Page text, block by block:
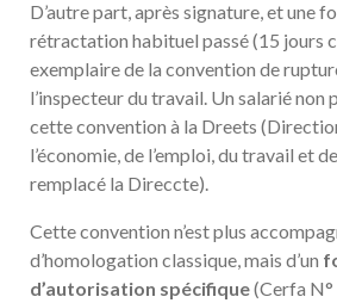
D’autre part, après signature, et une
rétractation habituel passé (15 jours
exemplaire de la convention de
l’inspecteur du travail. Un salarié non
cette convention à la Dreets
l’économie, de l’emploi, du travail et
remplacé la Direccte).
Cette convention n’est plus
d’homologation classique, mais d’un
d’autorisation spécifique(Cerfa